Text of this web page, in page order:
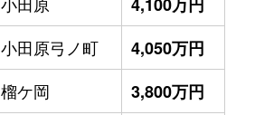
小田原弓ノ町
4,050万円
榴ケ岡
3,800万円